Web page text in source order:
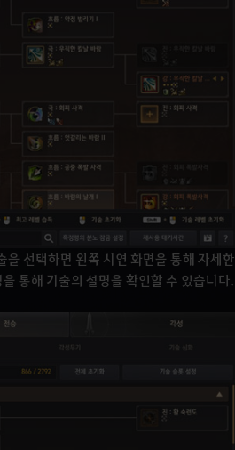
선택하면 왼쪽 시연 화면을 통해 자세한
통해 기술의 설명을 확인할 수 있습니다.